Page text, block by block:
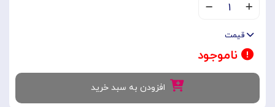
۱
قیمت
ناموجود
افزودن به سبد خرید